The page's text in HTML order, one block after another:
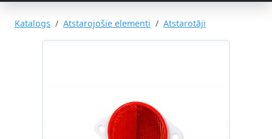
Katalogs Atstarojošie elementi Atstarotāji